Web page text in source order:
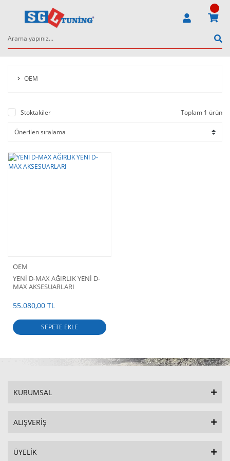
OEM
Stoktakiler Toplam 1 ürün
OEM
YENİ D-MAX AĞIRLIK YENİ D-
MAX AKSESUARLARI
55.080,00 TL
SEPETE EKLE
KURUMSAL
ALIŞVERİŞ
ÜYELİK